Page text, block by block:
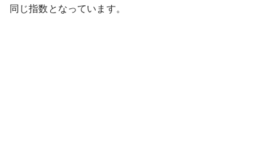
同じ指数となっています。